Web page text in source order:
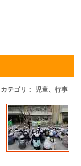
カテゴリ： 児童、行事